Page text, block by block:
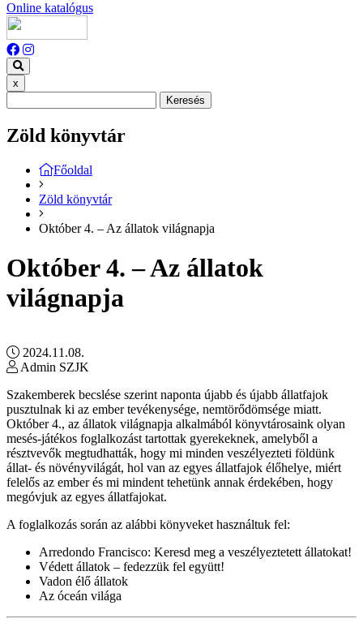
Online katalógus
x
Keresés
Zöld könyvtár
Főoldal
Zöld könyvtár
Október 4. – Az állatok világnapja
Október 4. – Az állatok
világnapja
2024.11.08.
Admin SZJK
Szakemberek becslése szerint naponta újabb és újabb állatfajok
pusztulnak ki az ember tevékenysége, nemtörődömsége miatt.
Október 4., az állatok világnapja alkalmából könyvtárosaink olyan
mesés-játékos foglalkozást tartottak gyerekeknek, amelyből a
résztvevők megtudhatták, hogy mi minden veszélyezteti földünk
állat- és növényvilágát, hol van az egyes állatfajok élőhelye, miért
felelős az ember és mi mindent tehetünk annak érdekében, hogy
megóvjuk az egyes állatfajokat.
A foglalkozás során az alábbi könyveket használtuk fel:
Arredondo Francisco: Keresd meg a veszélyeztetett állatokat!
Védett állatok – fedezzük fel együtt!
Vadon élő állatok
Az óceán világa